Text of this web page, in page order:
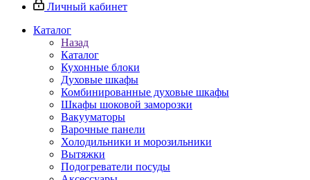
Личный кабинет
Каталог
Назад
Каталог
Кухонные блоки
Духовые шкафы
Комбинированные духовые шкафы
Шкафы шоковой заморозки
Вакууматоры
Варочные панели
Холодильники и морозильники
Вытяжки
Подогреватели посуды